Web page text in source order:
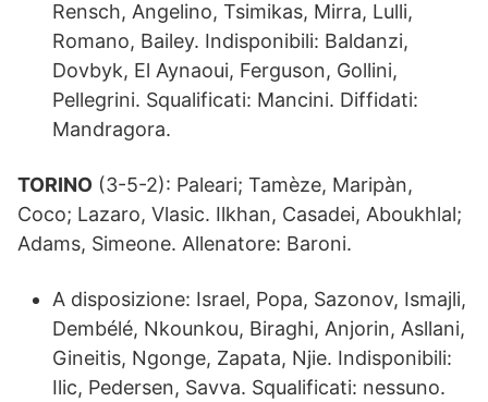
Rensch, Angelino, Tsimikas, Mirra, Lulli,
Romano, Bailey. Indisponibili: Baldanzi,
Dovbyk, El Aynaoui, Ferguson, Gollini,
Pellegrini. Squalificati: Mancini. Diffidati:
Mandragora.
TORINO (3-5-2): Paleari; Tamèze, Maripàn,
Coco; Lazaro, Vlasic. Ilkhan, Casadei, Aboukhlal;
Adams, Simeone. Allenatore: Baroni.
A disposizione: Israel, Popa, Sazonov, Ismajli,
Dembélé, Nkounkou, Biraghi, Anjorin, Asllani,
Gineitis, Ngonge, Zapata, Njie. Indisponibili:
Ilic, Pedersen, Savva. Squalificati: nessuno.